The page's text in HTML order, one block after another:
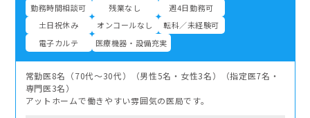
勤務時間相談可 残業なし
週4日勤務可
土日祝休み
オンコールなし
転科／未経験可
電子カルテ
医療機器・設備充実
常勤医8名（70代〜30代）（男性5名・女性3名）（指定医7名・
専門医3名）
アットホームで働きやすい雰囲気の医局です。